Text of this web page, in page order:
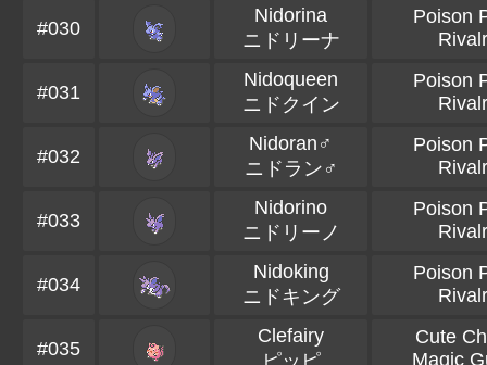
#030
Nidorina
ニドリーナ
Poison
#031
Nidoqueen
ニドクイン
Poison
#032
Nidoran♂
ニドラン♂
Poison
#033
Nidorino
ニドリーノ
Poison
#034
Nidoking
ニドキング
Poison
#035
Clefairy
ピッピ
Cute
Magic